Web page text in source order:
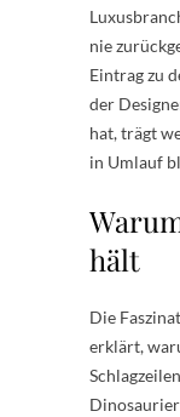
nie
Eintrag zu
der
hat, trägt
in Umlauf
hält
Die
erklärt,